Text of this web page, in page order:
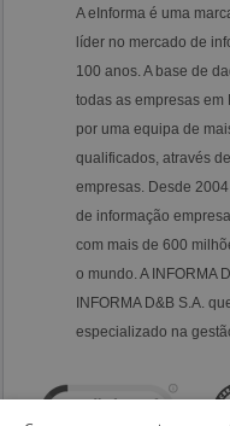
A eInforma é uma
líder no mercado de
100 anos. A base de
todas as empresas
por uma equipa de
qualificados, através
empresas. Desde
de informação
com mais de 600
o mundo. A INFORMA
INFORMA D&B S.A.
especializado na